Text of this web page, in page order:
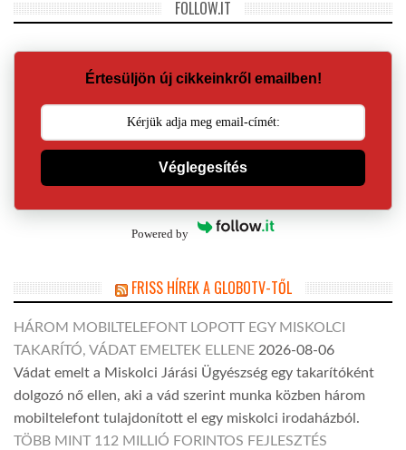
FOLLOW.IT
Értesüljön új cikkeinkről emailben!
Véglegesítés
Powered by
FRISS HÍREK A GLOBOTV-TŐL
HÁROM MOBILTELEFONT LOPOTT EGY MISKOLCI
TAKARÍTÓ, VÁDAT EMELTEK ELLENE 2026-08-06
Vádat emelt a Miskolci Járási Ügyészség egy takarítóként
dolgozó nő ellen, aki a vád szerint munka közben három
mobiltelefont tulajdonított el egy miskolci irodaházból.
TÖBB MINT 112 MILLIÓ FORINTOS FEJLESZTÉS